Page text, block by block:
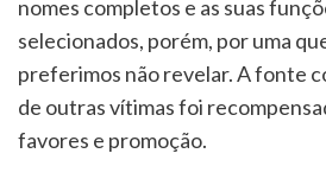
nomes completos e as suas
selecionados, porém, por uma
preferimos não revelar. A fonte
de outras vítimas foi
favores e promoção.